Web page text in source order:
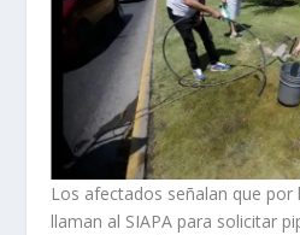
Los afectados señalan que
llaman al SIAPA para solicitar